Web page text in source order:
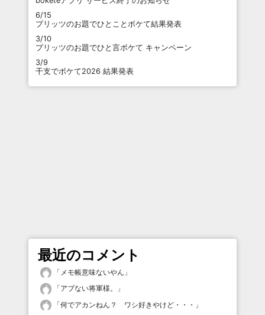
6/15
プリッツのお題でひとことボケて結果発表
3/10
プリッツのお題でひと言ボケて キャンペーン
3/9
干支でボケて2026 結果発表
最近のコメント
「 メモ帳意味ないやん 」
「アブない将軍様。
」
「何でアカンねん？ ワシ好きやけど・・・ 」